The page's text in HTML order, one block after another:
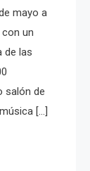
mayo a
un
de las
salón de
[…]